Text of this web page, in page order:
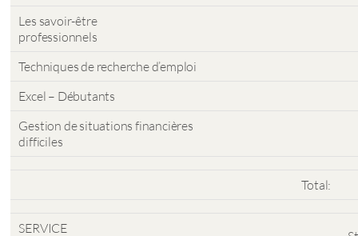
Les savoir-être
professionnels
Techniques de recherche d’emploi
Excel – Débutants
Gestion de situations financières
difficiles
Total:
SERVICE